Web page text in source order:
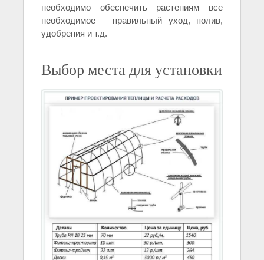
необходимо обеспечить растениям все
необходимое – правильный уход, полив,
удобрения и т.д.
Выбор места для установки